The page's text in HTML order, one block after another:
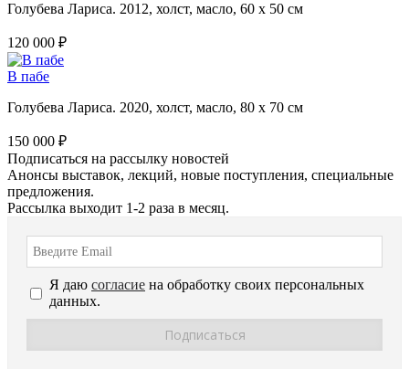
Голубева Лариса. 2012, холст, масло, 60 х 50 см
120 000 ₽
В пабе
Голубева Лариса. 2020, холст, масло, 80 х 70 см
150 000 ₽
Подписаться на рассылку новостей
Анонсы выставок, лекций, новые поступления, специальные
предложения.
Рассылка выходит 1-2 раза в месяц.
Я даю согласие на обработку своих персональных
данных.